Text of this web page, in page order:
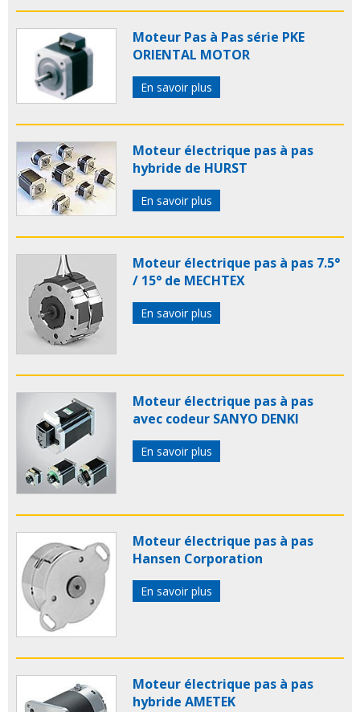
Moteur Pas à Pas série PKE
ORIENTAL MOTOR
En savoir plus
Moteur électrique pas à pas
hybride de HURST
En savoir plus
Moteur électrique pas à pas 7.5°
/ 15° de MECHTEX
En savoir plus
Moteur électrique pas à pas
avec codeur SANYO DENKI
En savoir plus
Moteur électrique pas à pas
Hansen Corporation
En savoir plus
Moteur électrique pas à pas
hybride AMETEK